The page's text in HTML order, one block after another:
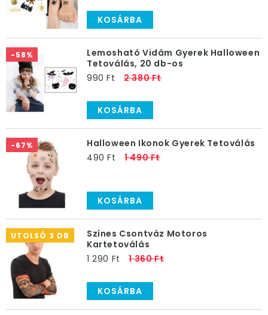
KOSÁRBA
-58%
Lemosható Vidám Gyerek Halloween
Tetoválás, 20 db-os
990 Ft
2 380 Ft
KOSÁRBA
-67%
Halloween Ikonok Gyerek Tetoválás
490 Ft
1 490 Ft
KOSÁRBA
UTOLSÓ 3 DB
Színes Csontváz Motoros
Kartetoválás
1 290 Ft
1 360 Ft
KOSÁRBA